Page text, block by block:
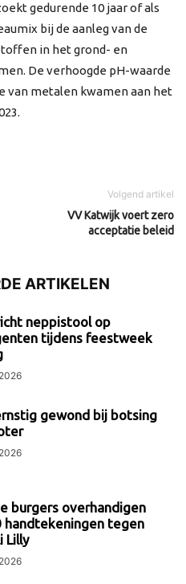
gedurende 10 jaar of als
bij de aanleg van de
in het grond- en
De verhoogde pH-waarde
van metalen kwamen aan het
Volgend artikel
VV Katwijk voert zero
acceptatie beleid
ARTIKELEN
neppistool op
tijdens feestweek
gewond bij botsing
burgers overhandigen
handtekeningen tegen
Lilly